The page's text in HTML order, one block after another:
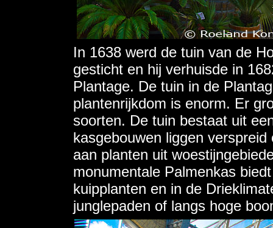
In 1638 werd de tuin van de
gesticht en hij verhuisde in
Plantage. De tuin in de
plantenrijkdom is enorm. Er
soorten. De tuin bestaat uit
kasgebouwen liggen
aan planten uit
monumentale Palmenkas
kuipplanten en in de
junglepaden of langs hoge